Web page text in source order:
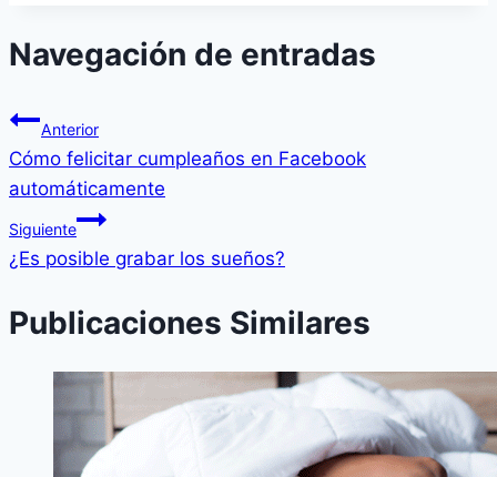
Navegación de entradas
Anterior
Cómo felicitar cumpleaños en Facebook
automáticamente
Siguiente
¿Es posible grabar los sueños?
Publicaciones Similares